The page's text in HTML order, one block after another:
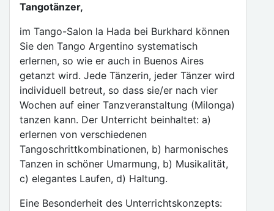
Tangotänzer,
im Tango-Salon la Hada bei Burkhard können
Sie den Tango Argentino systematisch
erlernen, so wie er auch in Buenos Aires
getanzt wird. Jede Tänzerin, jeder Tänzer wird
individuell betreut, so dass sie/er nach vier
Wochen auf einer Tanzveranstaltung (Milonga)
tanzen kann. Der Unterricht beinhaltet: a)
erlernen von verschiedenen
Tangoschrittkombinationen, b) harmonisches
Tanzen in schöner Umarmung, b) Musikalität,
c) elegantes Laufen, d) Haltung.
Eine Besonderheit des Unterrichtskonzepts: